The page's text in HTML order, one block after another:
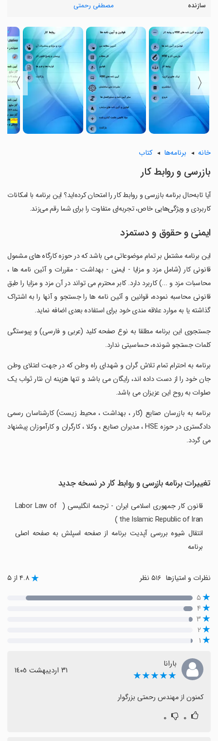
سازنده مصطفی رحمتی
〈
〉
خانه برنامه‌ها کتاب
بازرسی و روابط کار
آیا تابه‌حال برنامه بازرسی و روابط کار را امتحان کرده‌اید؟ این برنامه با امکانات
کاربردی و ویژگی‌هایی خاص، تجربه‌ای متفاوت را برای شما رقم می‌زند.
ایمنی و حقوق و دستمزد
این برنامه مشتمل بر تمام موضوعاتی می باشد که در حوزه کارگاه های مشمول
قانونی کار (شامل مزد و مزایا - ایمنی - بهداشت - مقررات و آئین نامه ها ،
محاسبات مزد و ...) کاربرد دارد. کابر محترم می تواند در آن مزد و مزایا را طبق
قانونی محاسبه نموده، قوانین و آئین نامه ها را جستجو و آنها را به اشتراک
گذاشته یا به موارد علاقه مندی خود برای استفاده بعدی اضافه نماید.
‏جستجوی این برنامه مطلقا به نوع صفحه کلید (عربی و فارسی) و پیوستگی
کلمات جستجو شونده، حساسیتی ندارد.
‏برنامه به احترام تمام تلاش گران و شهدای راه وطن که در جهت اعتلای وطن
جان خود را از دست داده اند، رایگان می باشد و تنها هزینه ان نثار ثواب یک
صلوات به روح این عزیزان می باشد.
‏برنامه به بازرسان صنایع (کار ، بهداشت ، محیط زیست) کارشناسان رسمی
دادگستری در حوزه HSE ، مدیران صنایع ، وکلا ، کارگران و کارآموزان پیشنهاد
می گردد.
تغییرات برنامه بازرسی و روابط کار در نسخه جدید
قانون کار جمهوری اسلامی ایران - ترجمه انگلیسی ( Labor Law of
the Islamic Republic of Iran )
انتقال شیوه بررسی آپدیت برنامه از صفحه اسپلش به صفحه اصلی
برنامه
نظرات و امتیازها ۴.۸ از ۵
۵
۴
۳
۲
۱
بارانا
★★★★★ ٣١ اردیبهشت ١٤٠٥
کمنون از مهندس رحمتی بزرگوار
۰ ۰